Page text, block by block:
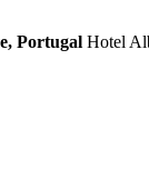
Portugal Hotel